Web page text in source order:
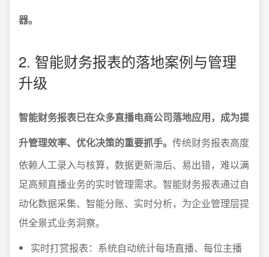
器。
2. 智能财务报表的落地案例与管理
升级
智能财务报表已在众多直播电商公司落地应用，成为提
升管理效率、优化决策的重要抓手。 传统财务报表高度
依赖人工录入与核算，数据更新滞后、易出错，难以满
足高频直播业务的实时管理需求。智能财务报表通过自
动化数据采集、智能分账、实时分析，为企业管理层提
供全景式业务洞察。
实时打赏报表：系统自动统计每场直播、每位主播